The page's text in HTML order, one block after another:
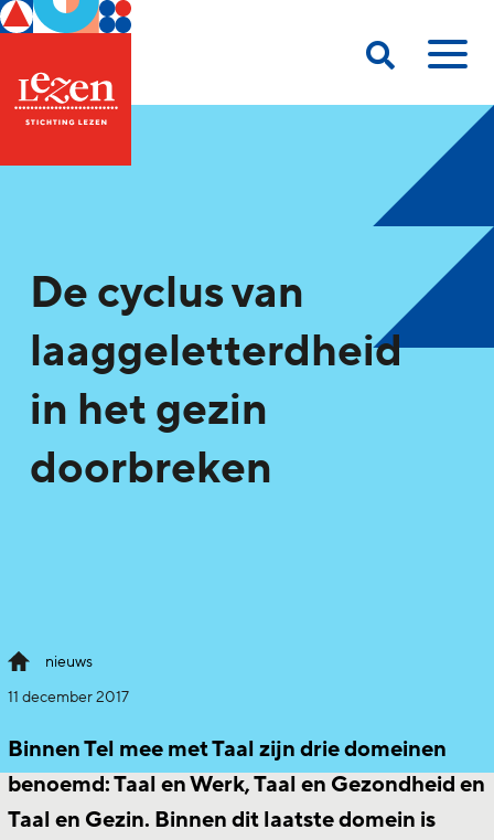
De cyclus van
laaggeletterdheid
in het gezin
doorbreken
nieuws
11 december 2017
Binnen Tel mee met Taal zijn drie domeinen
benoemd: Taal en Werk, Taal en Gezondheid en
Taal en Gezin. Binnen dit laatste domein is